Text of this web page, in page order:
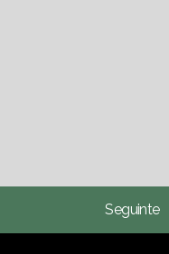
Seguinte